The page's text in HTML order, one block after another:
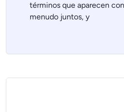
términos que aparecen
menudo juntos, y